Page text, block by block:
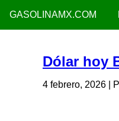
GASOLINAMX.COM
Dólar hoy
4 febrero, 2026 |